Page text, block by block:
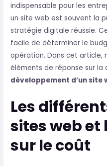
indispensable pour les
un site web est souvent la
stratégie digitale réussie.
facile de déterminer le
opération. Dans cet article,
éléments de réponse sur la
développement d’un site
Les
sites web
sur le coût